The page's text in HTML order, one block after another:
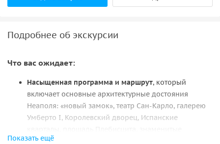
Подробнее об экскурсии
Что вас ожидает:
Насыщенная программа и маршрут, который
включает основные архитектурные достояния
Неаполя: «новый замок», театр Сан-Карло, галерею
Умберто I, Королевский дворец, Испанские
кофейни и пиццерии Неаполя, «яичный замок»
Показать ещё